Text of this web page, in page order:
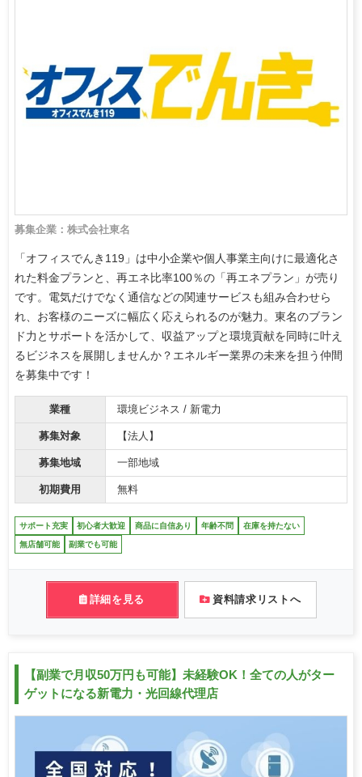
募集企業：株式会社東名
「オフィスでんき119」は中小企業や個人事業主向けに最適化さ
れた料金プランと、再エネ比率100％の「再エネプラン」が売り
です。電気だけでなく通信などの関連サービスも組み合わせら
れ、お客様のニーズに幅広く応えられるのが魅力。東名のブラン
ド力とサポートを活かして、収益アップと環境貢献を同時に叶え
るビジネスを展開しませんか？エネルギー業界の未来を担う仲間
を募集中です！
業種 環境ビジネス / 新電力
募集対象 【法人】
募集地域 一部地域
初期費用 無料
サポート充実 初心者大歓迎 商品に自信あり 年齢不問 在庫を持たない
無店舗可能 副業でも可能
詳細を見る 資料請求リストへ
【副業で月収50万円も可能】未経験OK！全ての人がター
ゲットになる新電力・光回線代理店